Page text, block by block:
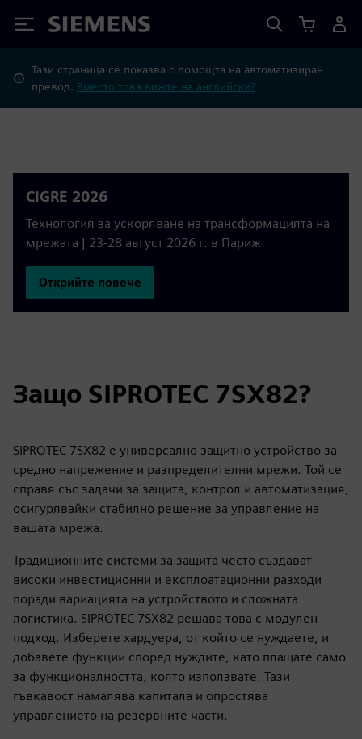
Siemens
Тази страница се показва с помощта на автоматизиран
превод. Вместо това вижте на английски?
CIGRE 2026
Технология за ускоряване на трансформацията на
мрежата | 23-28 август 2026 г. в Париж
Открийте повече
Защо SIPROTEC 7SX82?
SIPROTEC 7SX82 е универсално защитно устройство за
средно напрежение и разпределителни мрежи. Той се
справя със задачи за защита, контрол и автоматизация,
осигурявайки стабилно решение за управление на
вашата мрежа.
Традиционните системи за защита често създават
високи инвестиционни и експлоатационни разходи
поради вариацията на устройството и сложната
логистика. SIPROTEC 7SX82 решава това с модулен
подход. Изберете хардуера, от който се нуждаете, и
добавете функции според нуждите, като плащате само
за функционалността, която използвате. Тази
гъвкавост намалява капитала и опростява
управлението на резервните части.